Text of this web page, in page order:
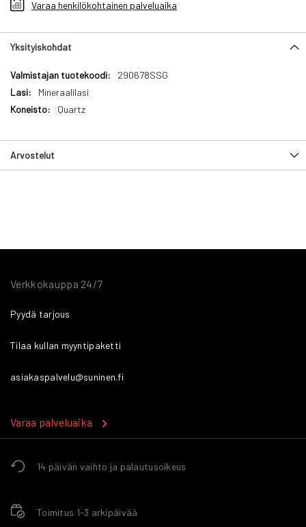
Varaa henkilökohtainen palveluaika
Yksityiskohdat
Yksityiskohdat
290678SSG
Mineraalilasi
Quartz
Arvostelut
14 päivän vaihto ja palautusoikeus
Toimitus 1-3 arkipäivää
Verkkokauppa 24/7
Pyydä tarjous
Tilaa kullan myyntipaketti
asiakaspalvelu@suninen.fi
Varaa palveluaika